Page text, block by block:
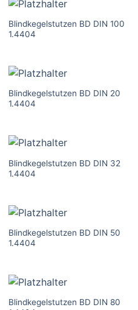
Blindkegelstutzen BD DIN 100
1.4404
Blindkegelstutzen BD DIN 20
1.4404
Blindkegelstutzen BD DIN 32
1.4404
Blindkegelstutzen BD DIN 50
1.4404
Blindkegelstutzen BD DIN 80